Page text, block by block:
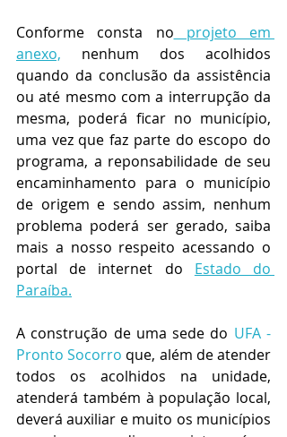
Conforme consta no projeto em
anexo, nenhum dos acolhidos
quando da conclusão da assistência
ou até mesmo com a interrupção da
mesma, poderá ficar no município,
uma vez que faz parte do escopo do
programa, a reponsabilidade de seu
encaminhamento para o município
de origem e sendo assim, nenhum
problema poderá ser gerado, saiba
mais a nosso respeito acessando o
portal de internet do Estado do
Paraíba.
A construção de uma sede do UFA -
Pronto Socorro que, além de atender
todos os acolhidos na unidade,
atenderá também à população local,
deverá auxiliar e muito os municípios